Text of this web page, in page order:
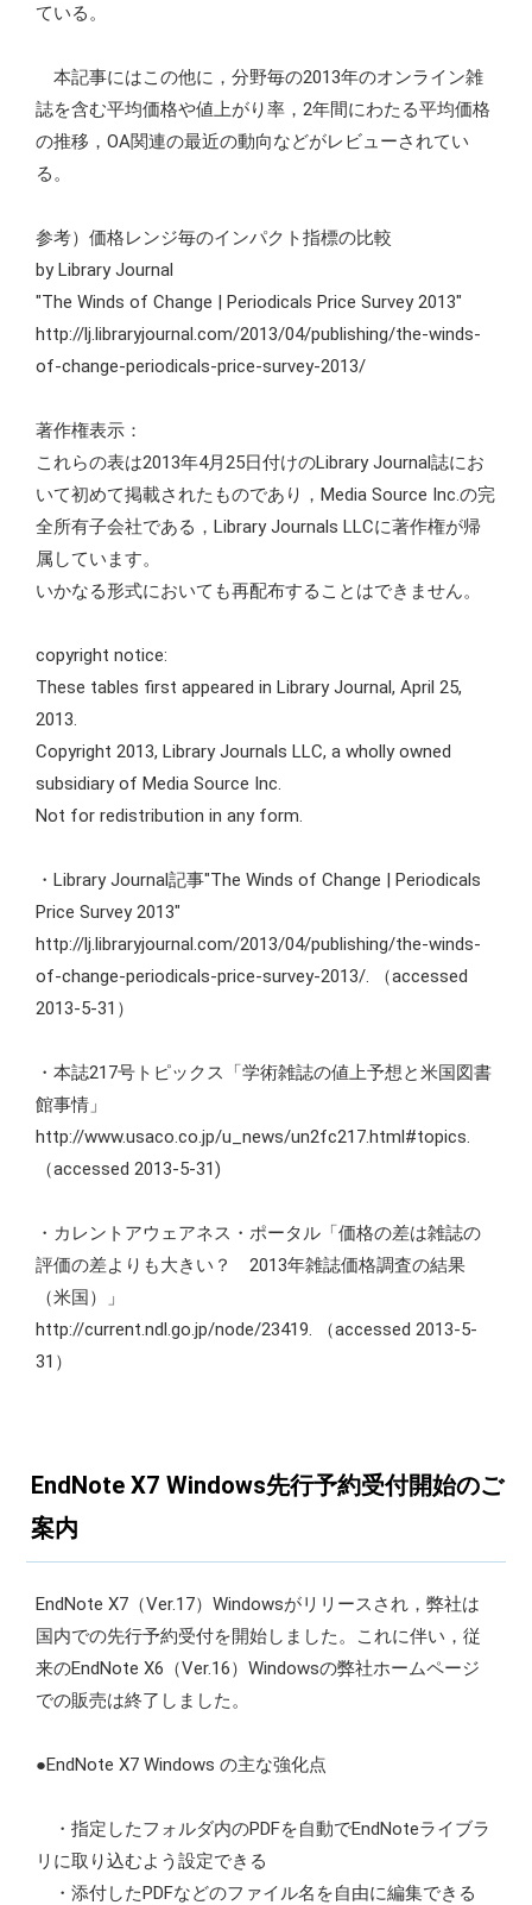
ている。
本記事にはこの他に，分野毎の2013年のオンライン雑
誌を含む平均価格や値上がり率，2年間にわたる平均価格
の推移，OA関連の最近の動向などがレビューされてい
る。
参考）価格レンジ毎のインパクト指標の比較
by Library Journal
"The Winds of Change | Periodicals Price Survey 2013"
http://lj.libraryjournal.com/2013/04/publishing/the-winds-
of-change-periodicals-price-survey-2013/
著作権表示：
これらの表は2013年4月25日付けのLibrary Journal誌にお
いて初めて掲載されたものであり，Media Source Inc.の完
全所有子会社である，Library Journals LLCに著作権が帰
属しています。
いかなる形式においても再配布することはできません。
copyright notice:
These tables first appeared in Library Journal, April 25,
2013.
Copyright 2013, Library Journals LLC, a wholly owned
subsidiary of Media Source Inc.
Not for redistribution in any form.
・Library Journal記事"The Winds of Change | Periodicals
Price Survey 2013"
http://lj.libraryjournal.com/2013/04/publishing/the-winds-
of-change-periodicals-price-survey-2013/. （accessed
2013-5-31）
・本誌217号トピックス「学術雑誌の値上予想と米国図書
館事情」
http://www.usaco.co.jp/u_news/un2fc217.html#topics.
（accessed 2013-5-31)
・カレントアウェアネス・ポータル「価格の差は雑誌の
評価の差よりも大きい？ 2013年雑誌価格調査の結果
（米国）」
http://current.ndl.go.jp/node/23419. （accessed 2013-5-
31）
EndNote X7 Windows先行予約受付開始のご
案内
EndNote X7（Ver.17）Windowsがリリースされ，弊社は
国内での先行予約受付を開始しました。これに伴い，従
来のEndNote X6（Ver.16）Windowsの弊社ホームページ
での販売は終了しました。
●EndNote X7 Windows の主な強化点
・指定したフォルダ内のPDFを自動でEndNoteライブラ
リに取り込むよう設定できる
・添付したPDFなどのファイル名を自由に編集できる